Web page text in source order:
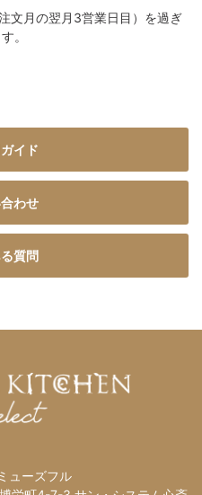
文月の翌月3営業日目）を過ぎ
。
イド
わせ
質問
ューズフル